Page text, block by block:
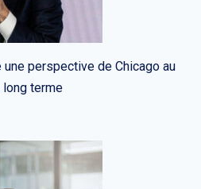
perspective de Chicago au
long terme